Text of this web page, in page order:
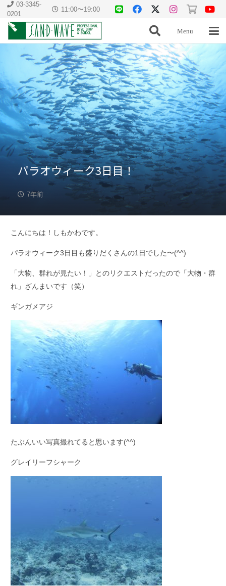
03-3345-
0201
11:00〜19:00
Menu
パラオウィーク3日目！
7年前
こんにちは！しもかわです。
パラオウィーク3日目も盛りだくさんの1日でした〜(^^)
「大物、群れが見たい！」とのリクエストだったので「大物・群
れ」ざんまいです（笑）
ギンガメアジ
たぶんいい写真撮れてると思います(^^)
グレイリーフシャーク